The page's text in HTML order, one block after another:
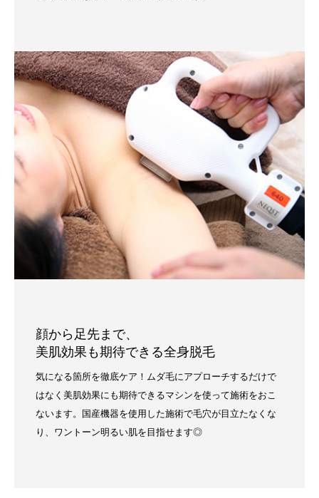
顔から足先まで、
美肌効果も期待できる全身脱毛
気になる箇所を徹底ケア！ムダ毛にアプローチするだけで
はなく美肌効果にも期待できるマシンを使って施術をおこ
ないます。国産機器を使用した施術で毛穴が目立たなくな
り、ワントーン明るい肌を目指せます◎